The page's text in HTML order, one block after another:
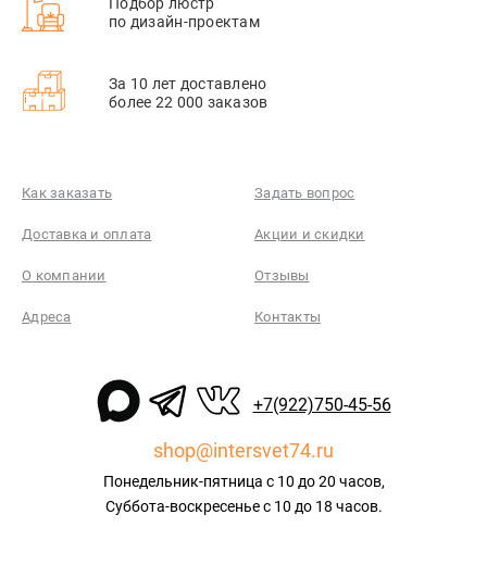
по дизайн-проектам
За 10 лет доставлено
более 22 000 заказов
Как заказать Задать вопрос
Доставка и оплата Акции и скидки
О компании Отзывы
Адреса Контакты
+7(922)750-45-56
shop@intersvet74.ru
Понедельник-пятница с 10 до 20 часов,
Суббота-воскресенье с 10 до 18 часов.